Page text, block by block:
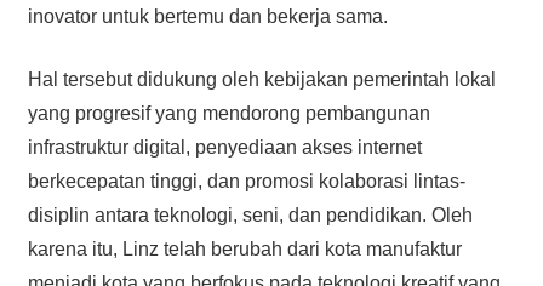
inovator untuk bertemu dan bekerja sama.
Hal tersebut didukung oleh kebijakan pemerintah lokal
yang progresif yang mendorong pembangunan
infrastruktur digital, penyediaan akses internet
berkecepatan tinggi, dan promosi kolaborasi lintas-
disiplin antara teknologi, seni, dan pendidikan. Oleh
karena itu, Linz telah berubah dari kota manufaktur